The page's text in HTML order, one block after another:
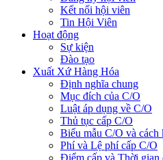
Kết nối hội viên
Tin Hội Viên
Hoạt động
Sự kiện
Đào tạo
Xuất Xứ Hàng Hóa
Định nghĩa chung
Mục đích của C/O
Luật áp dụng về C/O
Thủ tục cấp C/O
Biểu mẫu C/O và cách
Phí và Lệ phí cấp C/O
Điểm cấp và Thời gian